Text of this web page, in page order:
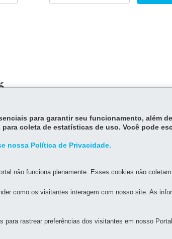
E DO ABASTECIMENTO
para garantir seu funcionamento, além
coleta de estatísticas de uso. Você pode
nossa Política de Privacidade.
não funciona plenamente. Esses cookies não
como os visitantes interagem com nosso site. As
para rastrear preferências dos visitantes em nosso